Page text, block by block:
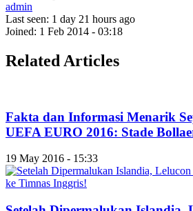
admin
Last seen: 1 day 21 hours ago
Joined: 1 Feb 2014 - 03:18
Related Articles
Fakta dan Informasi Menarik
UEFA EURO 2016: Stade
19 May 2016 - 15:33